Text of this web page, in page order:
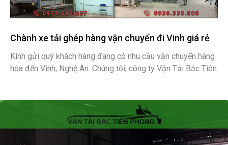
Chành xe tải ghép hàng vận chuyển đi Vinh giá rẻ
Kính gửi quý khách hàng đang có nhu cầu vận chuyển hàng
hóa đến Vinh, Nghệ An. Chúng tôi, công ty Vận Tải Bắc Tiên